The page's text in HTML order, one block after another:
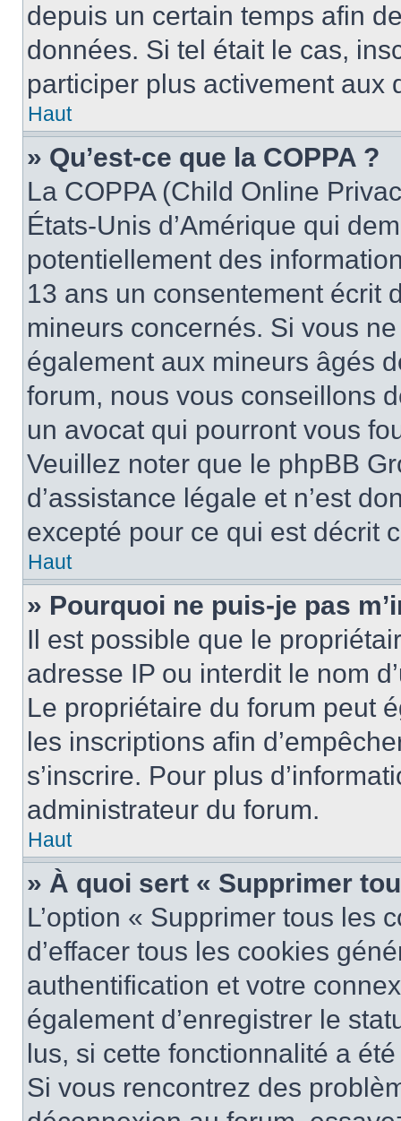
depuis un certain temps afin
données. Si tel était le cas,
participer plus activement aux
Haut
» Qu’est-ce que la COPPA ?
La COPPA (Child Online
États-Unis d’Amérique qui
potentiellement des
13 ans un consentement écrit
mineurs concernés. Si vous
également aux mineurs âgés
forum, nous vous conseillons
un avocat qui pourront vous
Veuillez noter que le phpBB
d’assistance légale et n’est
excepté pour ce qui est décrit
Haut
» Pourquoi ne puis-je pas
Il est possible que le
adresse IP ou interdit le nom
Le propriétaire du forum peut
les inscriptions afin
s’inscrire. Pour plus
administrateur du forum.
Haut
» À quoi sert « Supprimer
L’option « Supprimer tous les
d’effacer tous les cookies
authentification et votre
également d’enregistrer le
lus, si cette fonctionnalité a
Si vous rencontrez des